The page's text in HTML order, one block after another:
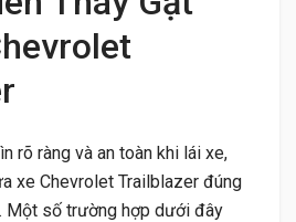
rõ ràng và an toàn khi lái xe,
xe Chevrolet Trailblazer đúng
Một số trường hợp dưới đây